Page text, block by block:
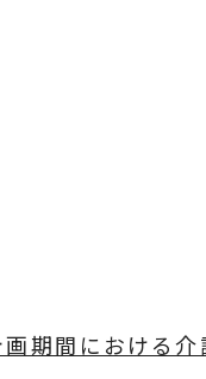
期間における